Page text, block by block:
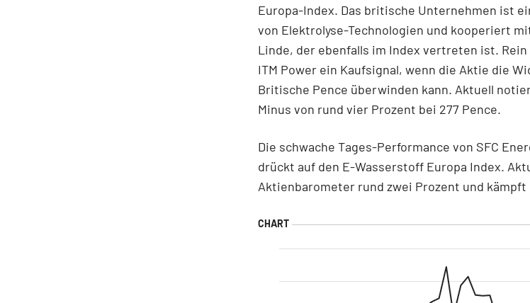
Europa-Index. Das britische Unternehmen ist
von Elektrolyse-Technologien und kooperiert
Linde, der ebenfalls im Index vertreten ist.
ITM Power ein Kaufsignal, wenn die Aktie die
Britische Pence überwinden kann. Aktuell
Minus von rund vier Prozent bei 277 Pence.
Die schwache Tages-Performance von SFC
drückt auf den E-Wasserstoff Europa Index.
Aktienbarometer rund zwei Prozent und kämpft